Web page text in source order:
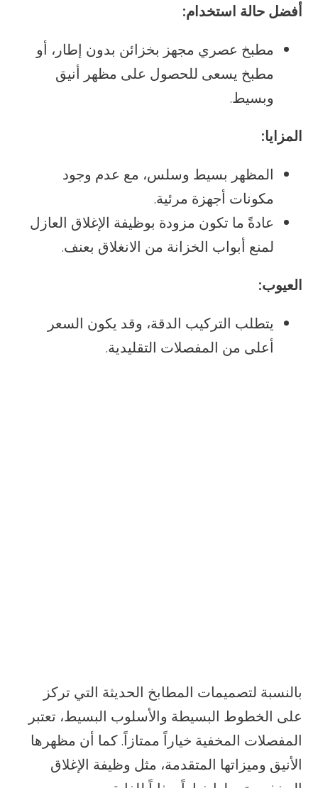
أفضل حالة استخدام:
مطبخ عصري مجهز بخزائن بدون إطار، أو
مطبخ يسعى للحصول على مظهر أنيق
وبسيط.
المزايا:
المظهر بسيط وسلس، مع عدم وجود
مكونات أجهزة مرئية.
عادةً ما تكون مزودة بوظيفة الإغلاق العازل
لمنع أبواب الخزانة من الانغلاق بعنف.
العيوب:
يتطلب التركيب الدقة، وقد يكون السعر
أعلى من المفصلات التقليدية.
بالنسبة لتصميمات المطابخ الحديثة التي تركز
على الخطوط البسيطة والأسلوب البسيط، تعتبر
المفصلات المخفية خياراً ممتازاً. كما أن مظهرها
الأنيق وميزاتها المتقدمة، مثل وظيفة الإغلاق